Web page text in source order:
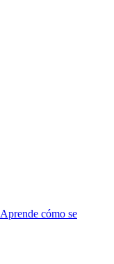
Aprende cómo se